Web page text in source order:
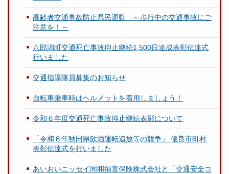
高齢者交通事故防止県民運動 ～歩行中の交通事故にご
注意を！～
八郎潟町交通死亡事故抑止継続1,500日達成表彰伝達式
行いました
交通指導隊員募集のお知らせ
自転車乗車時はヘルメットを着用しましょう！
令和６年度交通死亡事故抑止継続表彰について
「令和６年秋田県飲酒運転追放等の競争」 優良市町村
表彰伝達式を行いました
あいおいニッセイ同和損害保険株式会社と「交通安全コ